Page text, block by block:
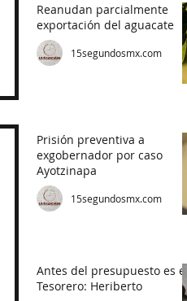
Reanudan parcialmente
exportación del aguacate
15segundosmx.com
Prisión preventiva a
exgobernador por caso
Ayotzinapa
15segundosmx.com
Antes del presupuesto es el
Tesorero: Heriberto